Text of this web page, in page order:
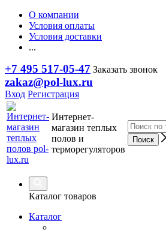
О компании
Условия оплаты
Условия доставки
...
+7 495 517-05-47 Заказать звонок
zakaz@pol-lux.ru
Вход Регистрация
Интернет-
магазин теплых
полов и
терморегуляторов
Каталог товаров
Каталог